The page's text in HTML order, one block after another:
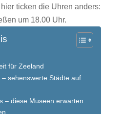
ticken die Uhren anders:
um 18.00 Uhr.
für Zeeland
sehenswerte Städte auf
– diese Museen erwarten